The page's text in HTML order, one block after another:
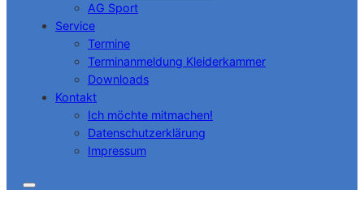
AG Sport
Service
Termine
Terminanmeldung Kleiderkammer
Downloads
Kontakt
Ich möchte mitmachen!
Datenschutzerklärung
Impressum